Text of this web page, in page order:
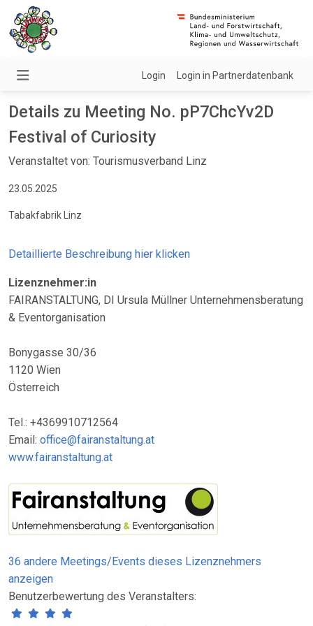
Login Login in Partnerdatenbank
Details zu Meeting No. pP7ChcYv2D
Festival of Curiosity
Veranstaltet von: Tourismusverband Linz
23.05.2025
Tabakfabrik Linz
Detaillierte Beschreibung hier klicken
Lizenznehmer:in
FAIRANSTALTUNG, DI Ursula Müllner Unternehmensberatung
& Eventorganisation
Bonygasse 30/36
1120 Wien
Österreich
Tel.: +4369910712564
Email: office@fairanstaltung.at
www.fairanstaltung.at
36 andere Meetings/Events dieses Lizenznehmers
anzeigen
Benutzerbewertung des Veranstalters: